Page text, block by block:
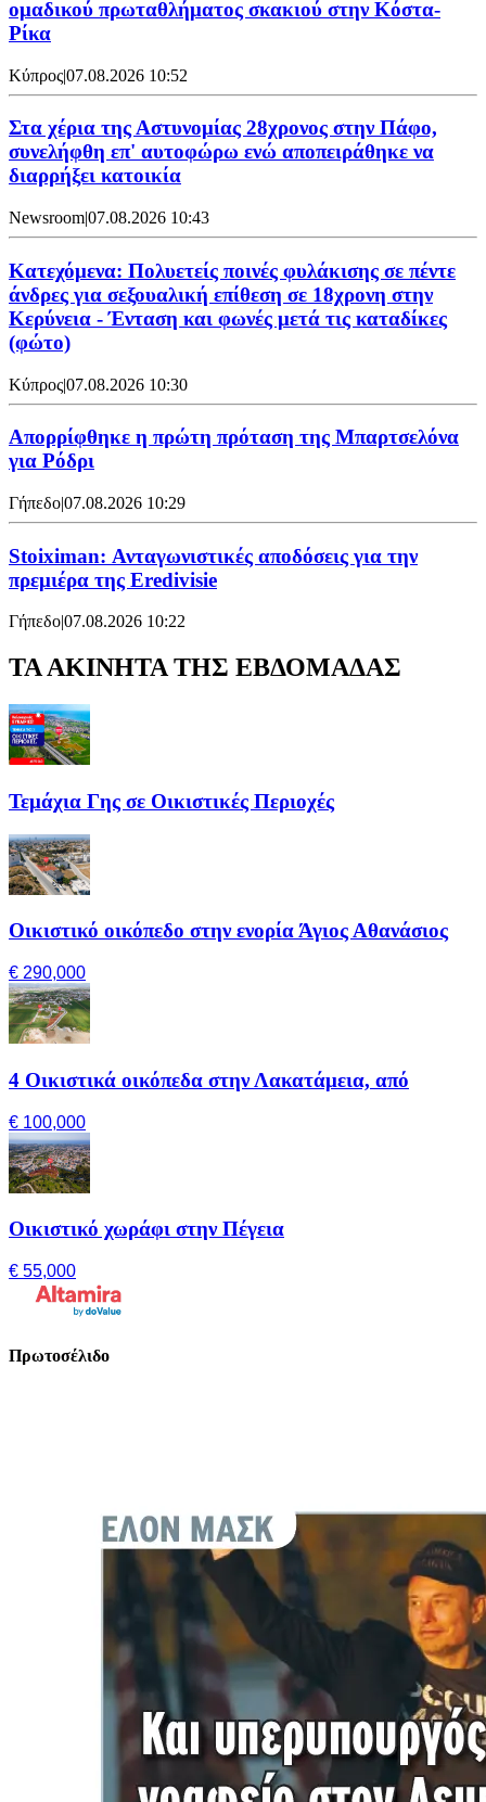
ομαδικού πρωταθλήματος σκακιού στην Κόστα-
Ρίκα
Κύπρος|07.08.2026 10:52
Στα χέρια της Αστυνομίας 28χρονος στην Πάφο,
συνελήφθη επ' αυτοφώρω ενώ αποπειράθηκε να
διαρρήξει κατοικία
Newsroom|07.08.2026 10:43
Κατεχόμενα: Πολυετείς ποινές φυλάκισης σε πέντε
άνδρες για σεξουαλική επίθεση σε 18χρονη στην
Κερύνεια - Ένταση και φωνές μετά τις καταδίκες
(φώτο)
Κύπρος|07.08.2026 10:30
Απορρίφθηκε η πρώτη πρόταση της Μπαρτσελόνα
για Ρόδρι
Γήπεδο|07.08.2026 10:29
Stoiximan: Ανταγωνιστικές αποδόσεις για την
πρεμιέρα της Eredivisie
Γήπεδο|07.08.2026 10:22
ΤΑ ΑΚΙΝΗΤΑ ΤΗΣ ΕΒΔΟΜΑΔΑΣ
Τεμάχια Γης σε Οικιστικές Περιοχές
Οικιστικό οικόπεδο στην ενορία Άγιος Αθανάσιος
€ 290,000
4 Οικιστικά οικόπεδα στην Λακατάμεια, από
€ 100,000
Οικιστικό χωράφι στην Πέγεια
€ 55,000
Πρωτοσέλιδο